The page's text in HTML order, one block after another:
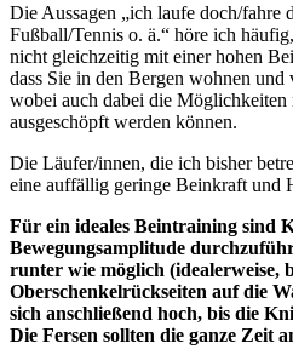
Die Aussagen „ich laufe doch/fahre
Fußball/Tennis o. ä.“ höre ich
nicht gleichzeitig mit einer hohen
dass Sie in den Bergen wohnen
wobei auch dabei die
ausgeschöpft werden können.
Die Läufer/innen, die ich bisher
eine auffällig geringe Beinkraft und
Für ein ideales Beintraining sind
Bewegungsamplitude
runter wie möglich (idealerweise,
Oberschenkelrückseiten auf die
sich anschließend hoch, bis die
Die Fersen sollten die ganze Zeit